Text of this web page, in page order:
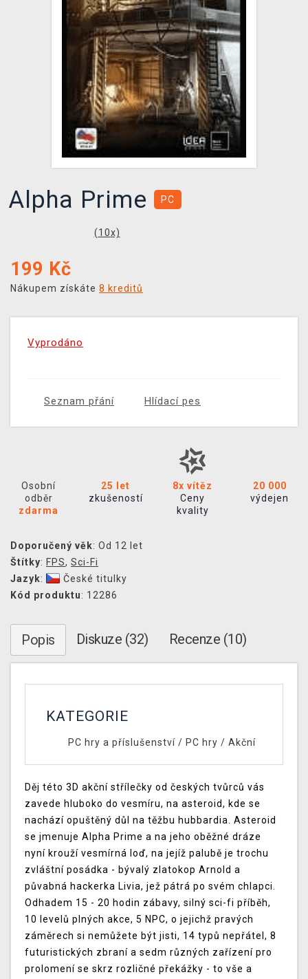
DOPRAVA
XZONE KLUB
TCG & BOARDGAME HUB
VÝKUP HER (BAZAR)
Alpha Prime PC
(10x)
199 Kč
Nákupem získáte 8 kreditů
Vyprodáno
Seznam přání Hlídací pes
Osobní
odběr
zdarma
25 let
zkušeností
8x vítěz
Ceny
kvality
20 000
výdejen
Doporučený věk: Od 12 let
Štítky: FPS, Sci-Fi
Jazyk:
České titulky
Kód produktu: 12286
Popis Diskuze (32) Recenze (10)
KATEGORIE
PC hry a příslušenství/ PC hry / Akční
Děj této 3D akční střílečky od českých tvůrců vás
zavede hluboko do vesmíru, na asteroid, kde se
nachází opuštěný důl na těžbu hubbardia. Asteroid
se jmenuje Alpha Prime a na jeho oběžné dráze
nyní krouží vesmírná loď, na jejíž palubě je trochu
zvláštní posádka - bývalý zlatokop Arnold a
půvabná hackerka Livia, jež pátrá po svém chlapci.
Odhadem 15 - 20 hodin zábavy, silný sci-fi příběh,
10 levelů plných akce, 5 NPC, o jejichž pravých
záměrech si nemůžete být jisti, 14 typů nepřátel, 8
futuristických zbraní a sedm různých zařízení pro
prolomení se skrz rozličné překážky - to vše a